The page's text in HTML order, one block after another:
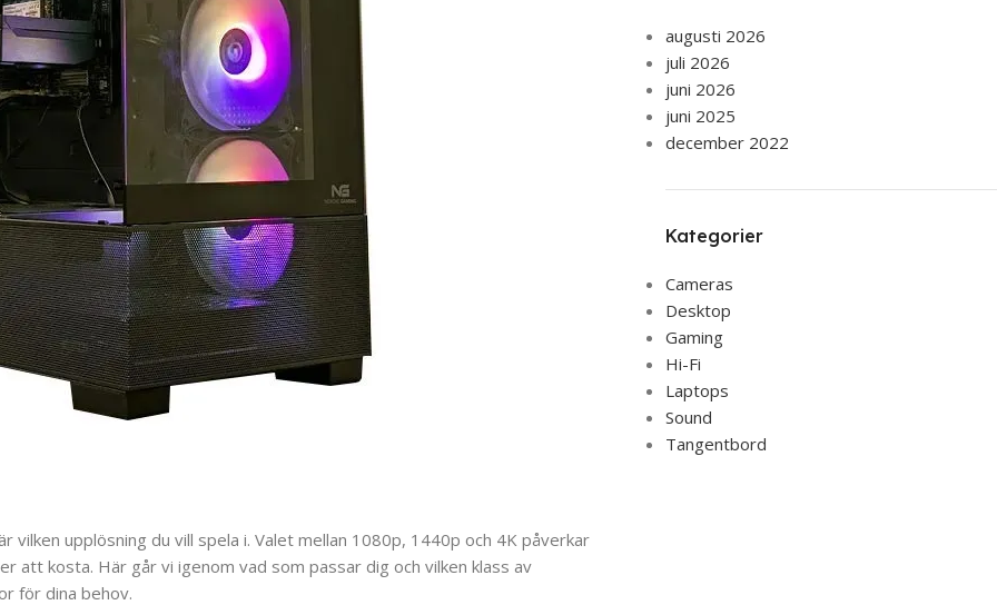
vilken upplösning du vill spela i. Valet mellan 1080p, 1440p och 4K påverkar
att kosta. Här går vi igenom vad som passar dig och vilken klass av
för dina behov.
augusti 2026
juli 2026
juni 2026
juni 2025
december 2022
Kategorier
Cameras
Desktop
Gaming
Hi-Fi
Laptops
Sound
Tangentbord